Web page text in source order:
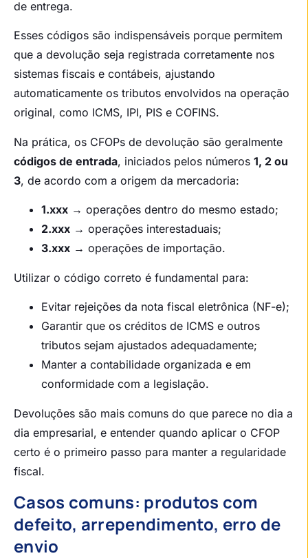
de entrega.
Esses códigos são indispensáveis porque permitem
que a devolução seja registrada corretamente nos
sistemas fiscais e contábeis, ajustando
automaticamente os tributos envolvidos na operação
original, como ICMS, IPI, PIS e COFINS.
Na prática, os CFOPs de devolução são geralmente
códigos de entrada, iniciados pelos números 1, 2 ou
3, de acordo com a origem da mercadoria:
1.xxx → operações dentro do mesmo estado;
2.xxx → operações interestaduais;
3.xxx → operações de importação.
Utilizar o código correto é fundamental para:
Evitar rejeições da nota fiscal eletrônica (NF-e);
Garantir que os créditos de ICMS e outros
tributos sejam ajustados adequadamente;
Manter a contabilidade organizada e em
conformidade com a legislação.
Devoluções são mais comuns do que parece no dia a
dia empresarial, e entender quando aplicar o CFOP
certo é o primeiro passo para manter a regularidade
fiscal.
Casos comuns: produtos com
defeito, arrependimento, erro de
envio